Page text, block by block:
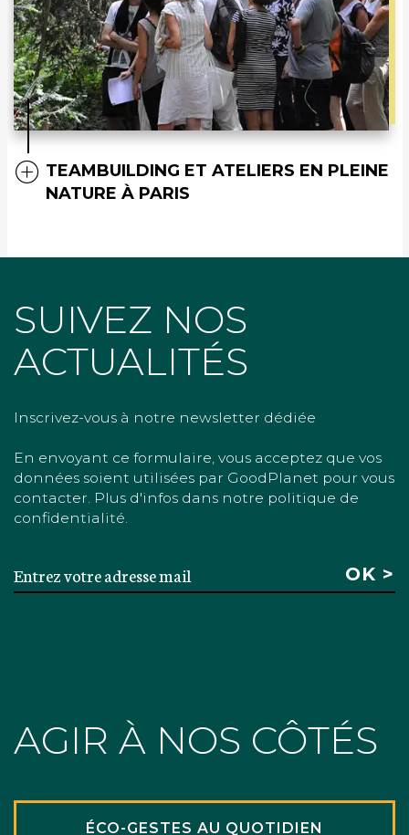
TEAMBUILDING ET ATELIERS EN PLEINE
NATURE À PARIS
SUIVEZ NOS
ACTUALITÉS
Inscrivez-vous à notre newsletter dédiée
En envoyant ce formulaire, vous acceptez que vos
données soient utilisées par GoodPlanet pour vous
contacter. Plus d'infos dans notre politique de
confidentialité.
AGIR À NOS CÔTÉS
ÉCO-GESTES AU QUOTIDIEN